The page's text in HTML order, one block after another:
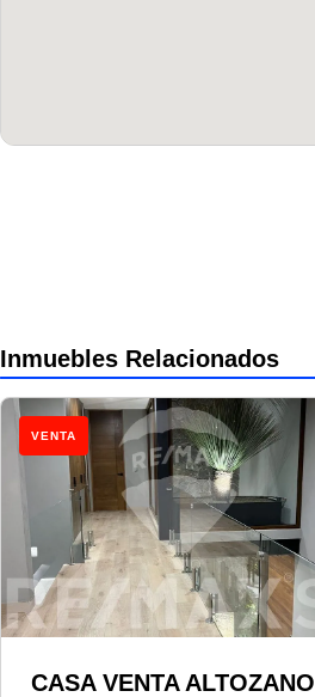
Inmuebles Relacionados
VENTA
CASA VENTA ALTOZANO